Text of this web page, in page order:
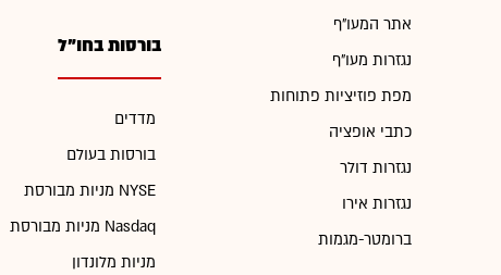
אתר המעו"ף
נגזרות מעו"ף
מפת פוזיציות פתוחות
כתבי אופציה
נגזרות דולר
נגזרות אירו
ברומטר-מגמות
בורסות בחו"ל
מדדים
בורסות בעולם
מניות מבורסת NYSE
מניות מבורסת Nasdaq
מניות מלונדון